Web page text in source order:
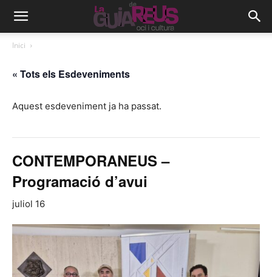
Inici
« Tots els Esdeveniments
Aquest esdeveniment ja ha passat.
CONTEMPORANEUS –
Programació d’avui
juliol 16